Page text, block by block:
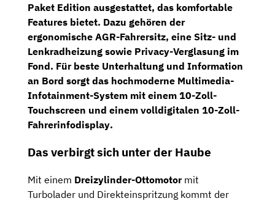
Paket Edition ausgestattet, das komfortable
Features bietet. Dazu gehören der
ergonomische AGR-Fahrersitz, eine Sitz- und
Lenkradheizung sowie Privacy-Verglasung im
Fond. Für beste Unterhaltung und Information
an Bord sorgt das hochmoderne Multimedia-
Infotainment-System mit einem 10-Zoll-
Touchscreen und einem volldigitalen 10-Zoll-
Fahrerinfodisplay.
Das verbirgt sich unter der Haube
Mit einem Dreizylinder-Ottomotormit
Turbolader und Direkteinspritzung kommt der